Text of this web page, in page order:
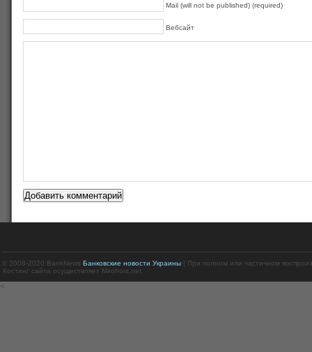
Mail (will not be published) (required)
Вебсайт
© 2008-2020 BankNews Банковские новости Украины| При полном или частичном
Хостинг сайта осуществляет Mirohost.net.
<